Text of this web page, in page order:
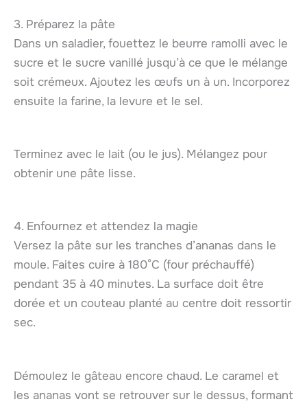
3. Préparez la pâte
Dans un saladier, fouettez le beurre ramolli avec le
sucre et le sucre vanillé jusqu’à ce que le mélange
soit crémeux. Ajoutez les œufs un à un. Incorporez
ensuite la farine, la levure et le sel.
Terminez avec le lait (ou le jus). Mélangez pour
obtenir une pâte lisse.
4. Enfournez et attendez la magie
Versez la pâte sur les tranches d’ananas dans le
moule. Faites cuire à 180°C (four préchauffé)
pendant 35 à 40 minutes. La surface doit être
dorée et un couteau planté au centre doit ressortir
sec.
Démoulez le gâteau encore chaud. Le caramel et
les ananas vont se retrouver sur le dessus, formant